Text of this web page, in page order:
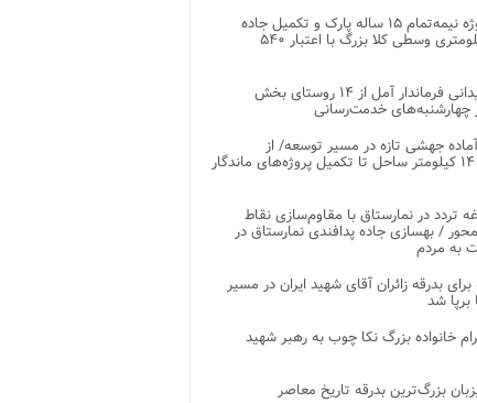
پایان پروژه نیمه‌تمام ۱۵ ساله پارک و تکمیل جاده
اصلی ۲ کیلومتری وسطی کلا بزرگ با اعتبار ۵۴۰
بازدید میدانی فرماندار آمل از ۱۴ روستای بخش
خدمت‌رسانی
جهشی تازه در مسیر توسعه/ از
ساماندهی ۱۴ کیلومتر ساحل تا تکمیل پروژه‌های ماندگار
تردد در نمارستاق با مقاوم‌سازی نقاط
/ بهسازی جاده پدافندی نمارستاق در
به مردم
برای بدرقه زائران آقای شهید ایران در مسیر
برپا شد
خانواده بزرگ نکا چوب به رهبر شهید
بزرگ‌ترین بدرقه تاریخ معاصر